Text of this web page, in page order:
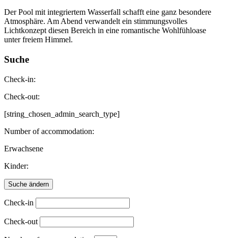
Der Pool mit integriertem Wasserfall schafft eine ganz besondere
Atmosphäre. Am Abend verwandelt ein stimmungsvolles
Lichtkonzept diesen Bereich in eine romantische Wohlfühloase
unter freiem Himmel.
Suche
Check-in:
Check-out:
[string_chosen_admin_search_type]
Number of accommodation:
Erwachsene
Kinder:
Check-in
Check-out